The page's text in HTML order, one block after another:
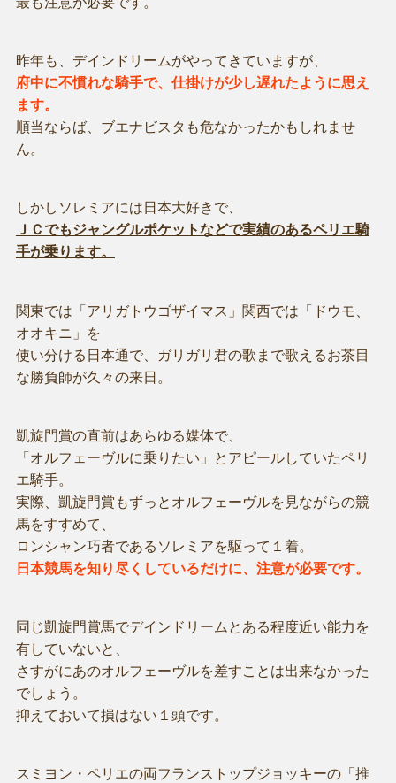
昨年も、デインドリームがやってきていますが、
府中に不慣れな騎手で、仕掛けが少し遅れたように思え
ます。
順当ならば、ブエナビスタも危なかったかもしれませ
ん。
しかしソレミアには日本大好きで、
ＪＣでもジャングルポケットなどで実績のあるペリエ騎
手が乗ります。
関東では「アリガトウゴザイマス」関西では「ドウモ、
オオキニ」を
使い分ける日本通で、ガリガリ君の歌まで歌えるお茶目
な勝負師が久々の来日。
凱旋門賞の直前はあらゆる媒体で、
「オルフェーヴルに乗りたい」とアピールしていたペリ
エ騎手。
実際、凱旋門賞もずっとオルフェーヴルを見ながらの競
馬をすすめて、
ロンシャン巧者であるソレミアを駆って１着。
日本競馬を知り尽くしているだけに、注意が必要です。
同じ凱旋門賞馬でデインドリームとある程度近い能力を
有していないと、
さすがにあのオルフェーヴルを差すことは出来なかった
でしょう。
抑えておいて損はない１頭です。
スミヨン・ペリエの両フランストップジョッキーの「推